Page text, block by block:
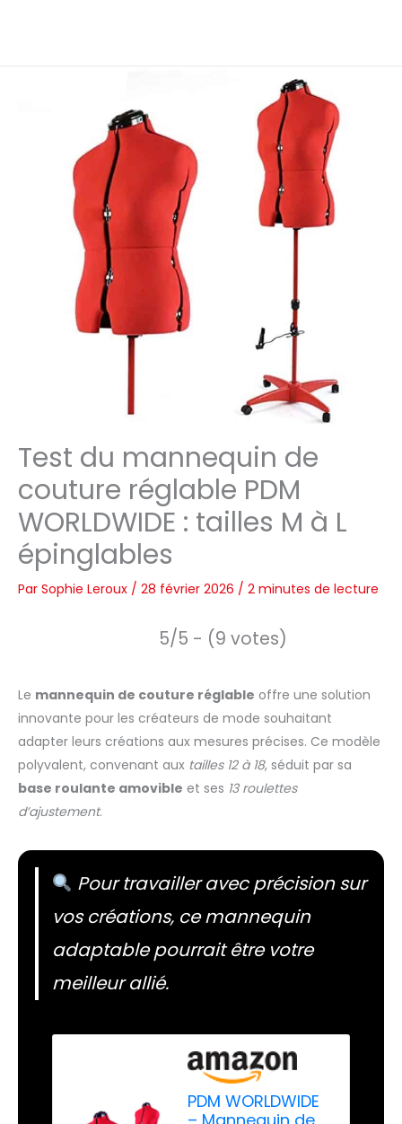
Test du mannequin de
couture réglable PDM
WORLDWIDE : tailles M à L
épinglables
Par Sophie Leroux / 28 février 2026 / 2 minutes de lecture
5/5 - (9 votes)
Le mannequin de couture réglable offre une solution
innovante pour les créateurs de mode souhaitant
adapter leurs créations aux mesures précises. Ce modèle
polyvalent, convenant aux tailles 12 à 18, séduit par sa
base roulante amovible et ses 13 roulettes
d’ajustement.
Pour travailler avec précision sur
vos créations, ce mannequin
adaptable pourrait être votre
meilleur allié.
PDM WORLDWIDE